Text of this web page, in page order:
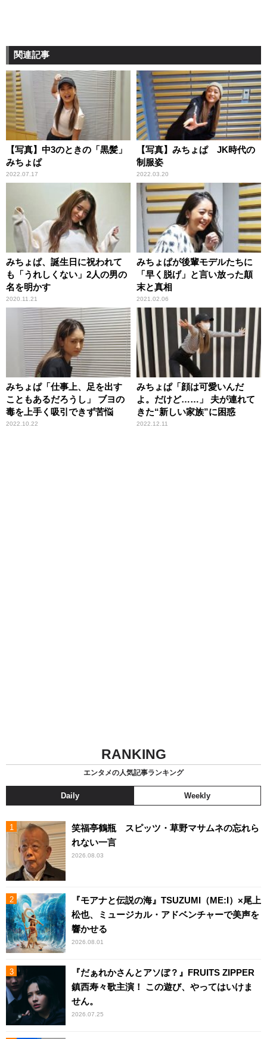
関連記事
【写真】中3のときの「黒髪」
みちょぱ
2022.07.17
【写真】みちょぱ JK時代の
制服姿
2022.03.20
みちょぱ、誕生日に祝われて
も「うれしくない」2人の男の
名を明かす
2020.11.21
みちょぱが後輩モデルたちに
「早く脱げ」と言い放った顛
末と真相
2021.02.06
みちょぱ「仕事上、足を出す
こともあるだろうし」 ブヨの
毒を上手く吸引できず苦悩
2022.10.22
みちょぱ「顔は可愛いんだ
よ。だけど……」 夫が連れて
きた“新しい家族”に困惑
2022.12.11
RANKING
エンタメの人気記事ランキング
Daily Weekly
笑福亭鶴瓶 スピッツ・草野マサムネの忘れら
れない一言
2026.08.03
『モアナと伝説の海』TSUZUMI（ME:I）×尾上
松也、ミュージカル・アドベンチャーで美声を
響かせる
2026.08.01
『だぁれかさんとアソぼ？』FRUITS ZIPPER
鎮西寿々歌主演！ この遊び、やってはいけま
せん。
2026.07.25